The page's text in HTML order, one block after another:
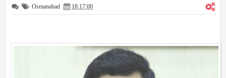
Osmanabad 18:17:00